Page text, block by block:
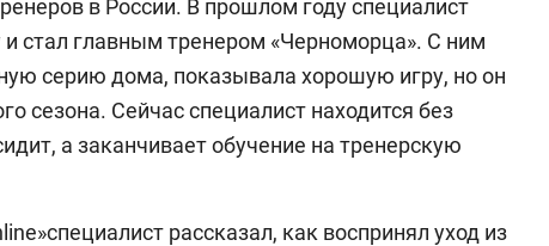
в России. В прошлом году специалист
и стал главным тренером «Черноморца». С ним
серию дома, показывала хорошую игру, но он
сезона. Сейчас специалист находится без
а заканчивает обучение на тренерскую
рассказал, как воспринял уход из